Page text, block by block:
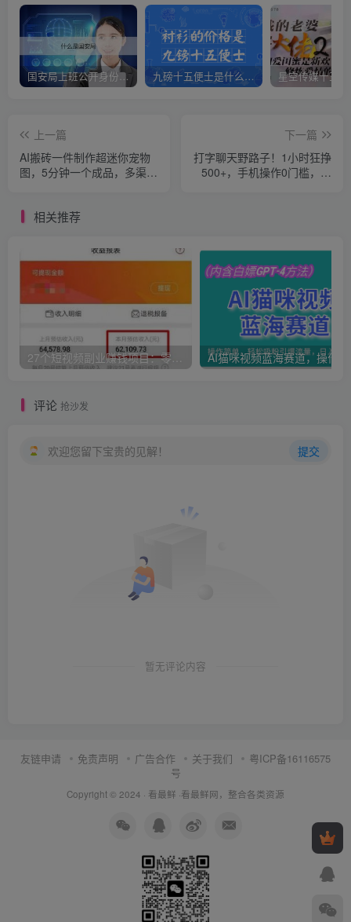
国安局上班公开身份是什么（国安身份对家人保密吗） 九磅十五便士是什么意思（九磅十五便士是什么梗）
上一篇
AI搬砖一件制作超迷你宠物
图，5分钟一个成品，多渠道
下一篇
打字聊天野路子！1小时狂挣
500+，手机操作0门槛，宝
相关推荐
评论 抢沙发
欢迎您留下宝贵的见解！ 提交
暂无评论内容
友链申请 免责声明 广告合作 关于我们
粤ICP备16116575
号
Copyright © 2024 · 看最鲜 ·看最鲜网，整合各类资源